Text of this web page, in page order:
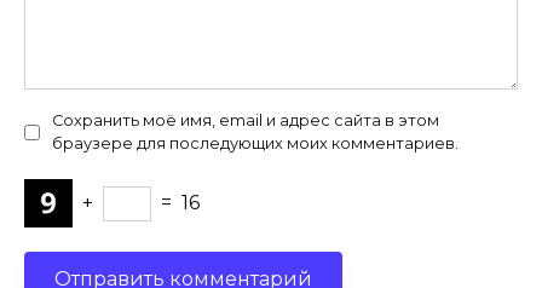
Сохранить моё имя, email и адрес сайта в этом
браузере для последующих моих комментариев.
+ = 16